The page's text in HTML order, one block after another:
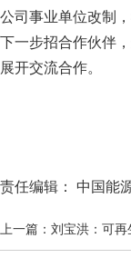
公司事业单位改制
下一步招合作伙伴
展开交流合作。
责任编辑： 中国能
上一篇：刘宝洪：可